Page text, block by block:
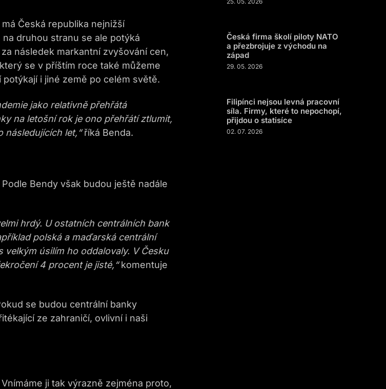
Česká republika nejnižší
druhou stranu se ale potýká
následek markantní zvyšování cen,
se v příštím roce také můžeme
i jiné země po celém světě.
jako relativně přehřátá
na letošní rok je ono přehřátí ztlumit,
následujících let,“říká Benda.
Bendy však budou ještě nadále
hrdý. U ostatních centrálních bank
polská a maďarská centrální
úsilím ho oddalovaly. V Česku
4 procent je jisté,“komentuje
se budou centrální banky
ze zahraničí, ovlivní i naši
ji tak výrazně zejména proto,
Česká firma školí piloty NATO
a přezbrojuje z východu na
západ
29. 05. 2026
Filipínci nejsou levná pracovní
síla. Firmy, které to nepochopí,
přijdou o statisíce
02. 07. 2026